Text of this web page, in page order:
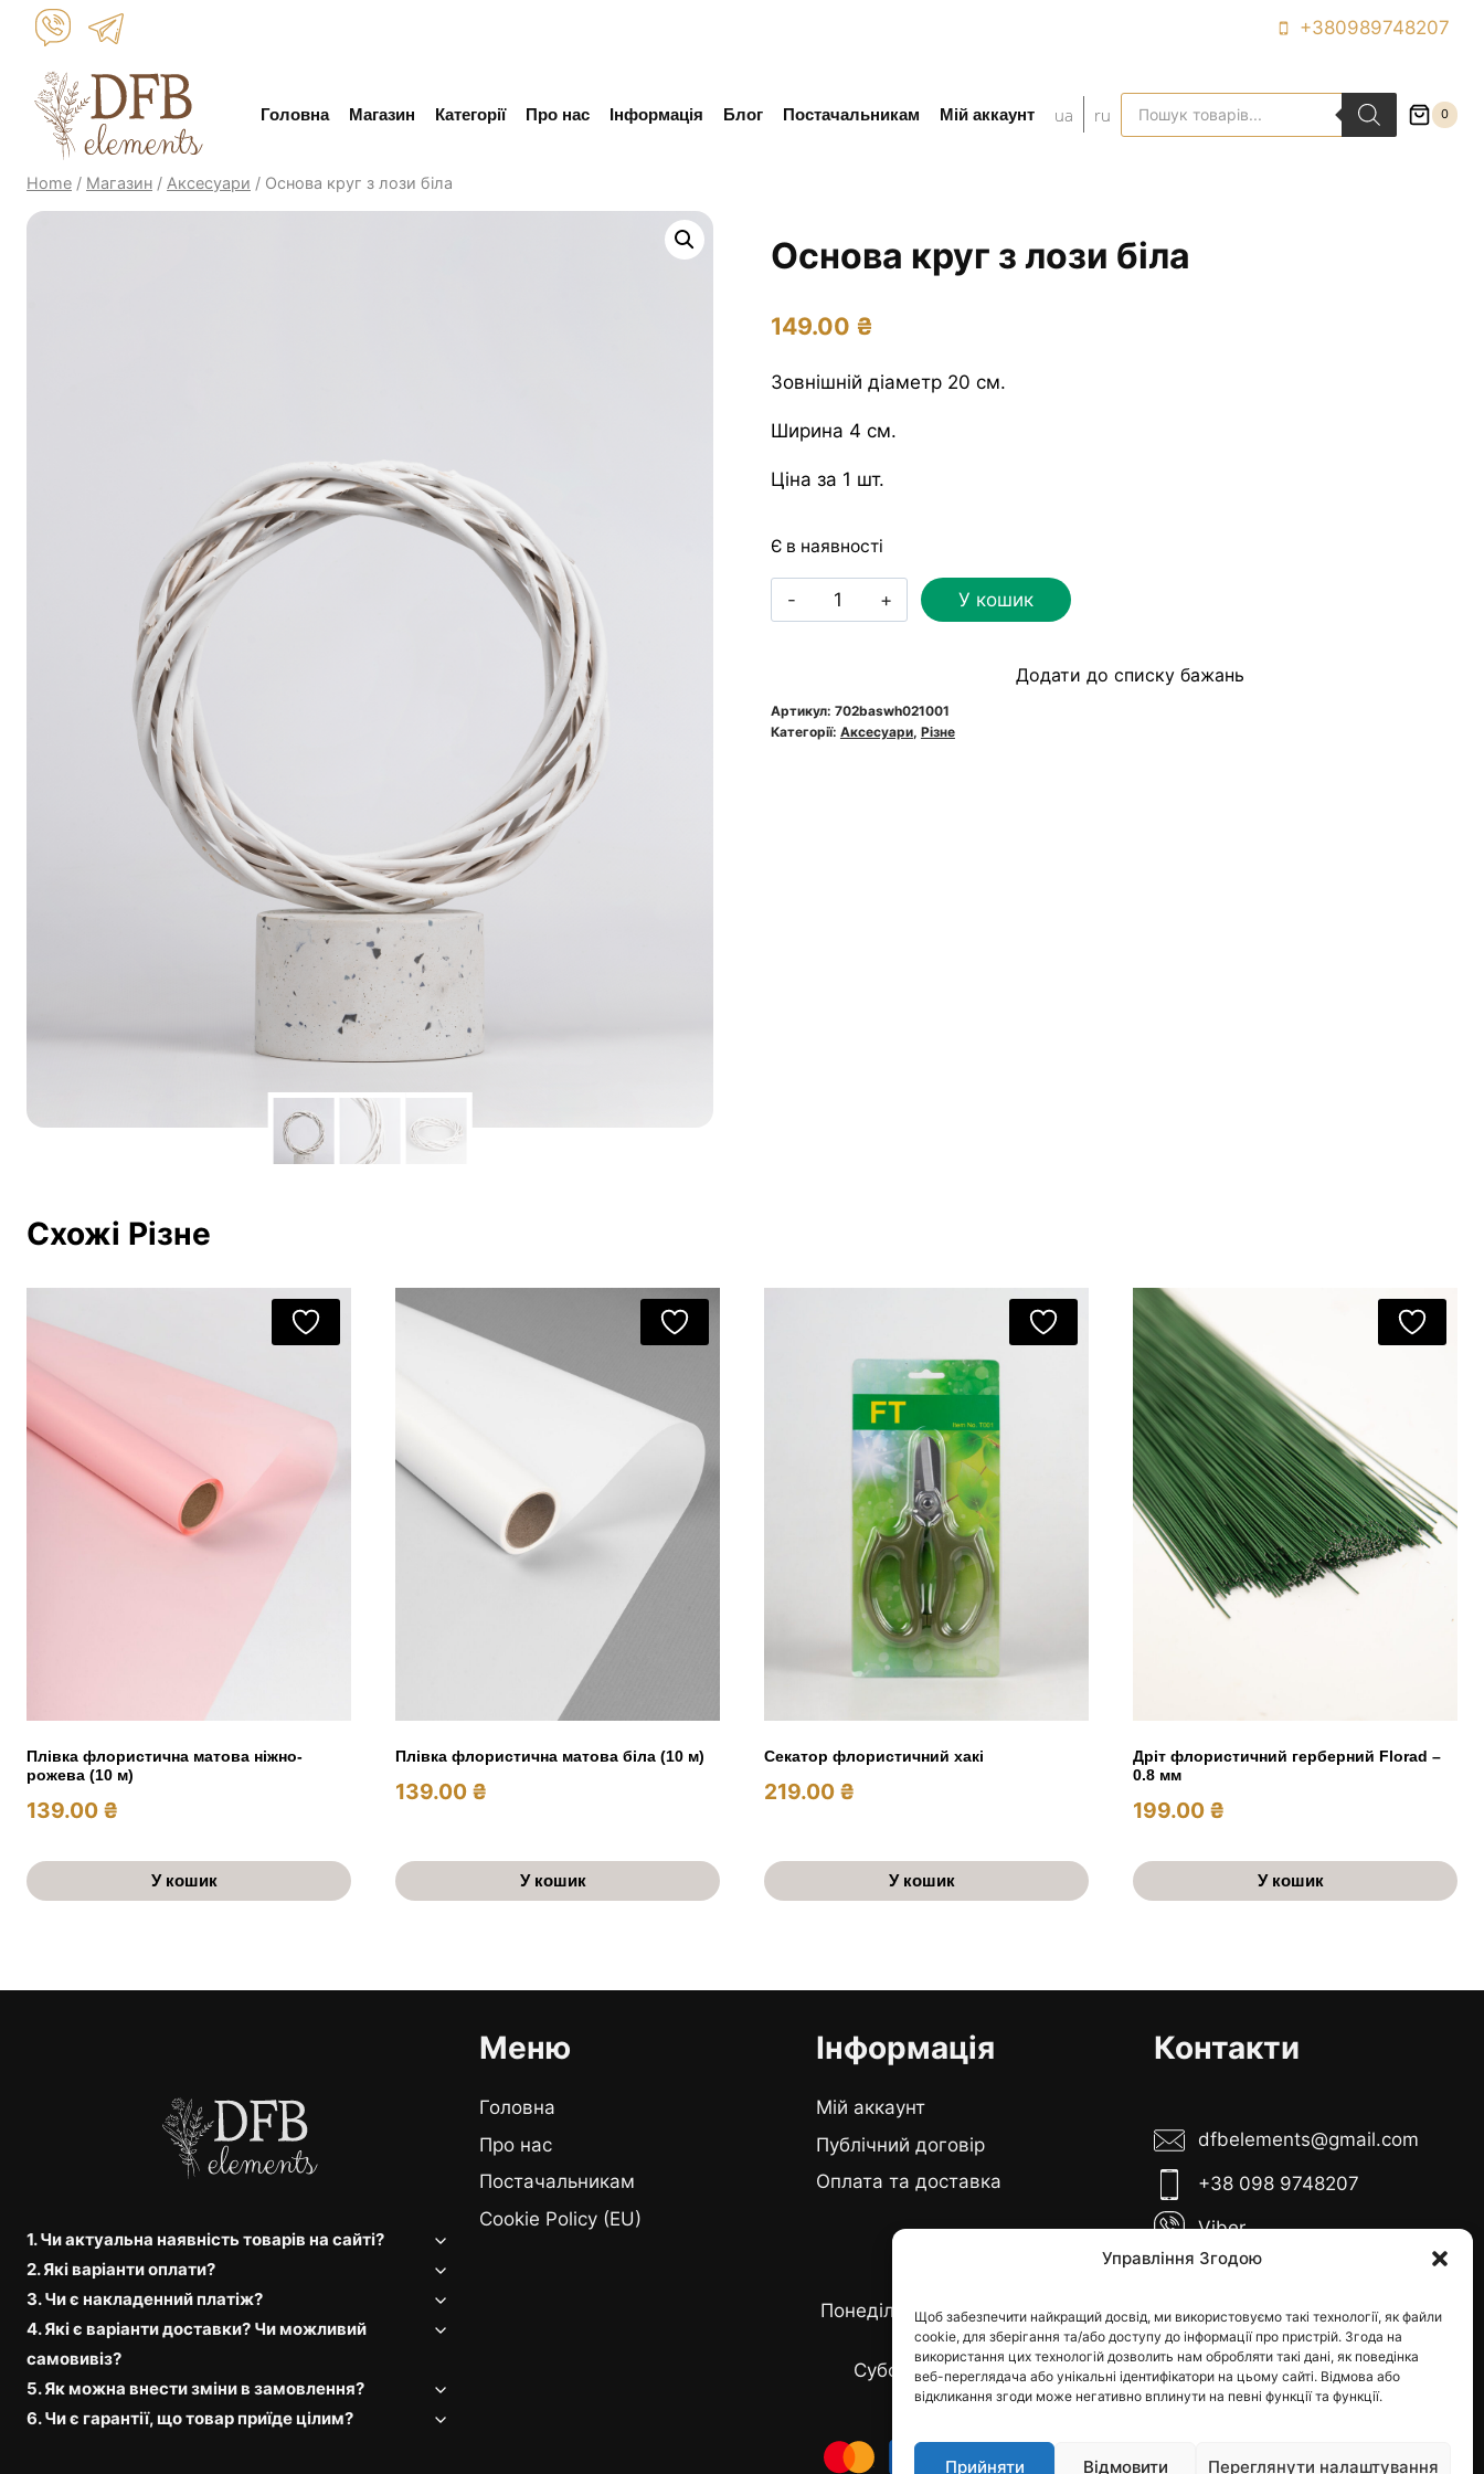
Управління Згодою
Щоб забезпечити найкращий досвід, ми використовуємо такі технології, як файли
cookie, для зберігання та/або доступу до інформації про пристрій. Згода на
використання цих технологій дозволить нам обробляти такі дані, як поведінка
веб-переглядача або унікальні ідентифікатори на цьому сайті. Відмова або
відкликання згоди може негативно вплинути на певні функції та функції.
Прийняти Відмовити Переглянути налаштування
Skip
content
+380989748207
Головна Магазин Категорії Про нас Інформація Блог Постачальникам Мій аккаунт ua ru
Пошук
товарів
0
Home / Магазин / Аксесуари / Основа круг з лози біла
Основа круг з лози біла
149.00 ₴
Зовнішній діаметр 20 см.
Ширина 4 см.
Ціна за 1 шт.
Є в наявності
Основа
круг
біла
кількість
У кошик
Додати до списку бажань
Артикул: 702baswh021001
Категорії: Аксесуари, Різне
Схожі Різне
Плівка флористична матова ніжно-
рожева (10 м)
139.00 ₴
У кошик
Плівка флористична матова біла (10 м)
139.00 ₴
У кошик
Секатор флористичний хакі
219.00 ₴
У кошик
Дріт флористичний герберний Florad –
0.8 мм
199.00 ₴
У кошик
1. Чи актуальна наявність товарів на сайті?
2. Які варіанти оплати?
3. Чи є накладенний платіж?
4. Які є варіанти доставки? Чи можливий
самовивіз?
5. Як можна внести зміни в замовлення?
6. Чи є гарантії, що товар приїде цілим?
Меню
Головна
Про нас
Постачальникам
Cookie Policy (EU)
Інформація
Мій аккаунт
Публічний договір
Оплата та доставка
Понеділок - п'ятниця з 10:00 до
19:00
Субота - неділя - вихідні
Контакти
dfbelements@gmail.com
+38 098 9748207
Viber
Telegram
Instagram